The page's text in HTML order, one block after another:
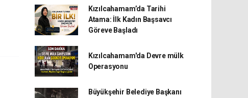
Kızılcahamam’da Tarihi
Atama: İlk Kadın Başsavcı
Göreve Başladı
Kızılcahamam'da Devre mülk
Operasyonu
Büyükşehir Belediye Başkanı